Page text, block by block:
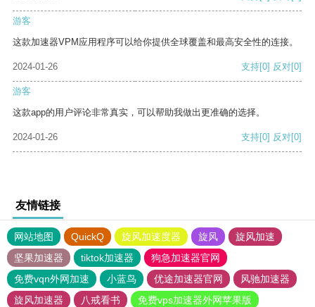
游客
这款加速器VPM应用程序可以给你提供全球覆盖和最高安全性的连接。
2024-01-26 支持[0] 反对[0]
游客
这款app的用户评论非常真实，可以帮助我做出更准确的选择。
2024-01-26 支持[0] 反对[0]
友情链接
网站地图 QuickQ 旋风加速度器 旋风
旋风加速
坚果加速器
tiktok加速器
狗急加速器官网
免费vqn外网加速
小蓝鸟 优途加速器官网
风驰加速器
旋风加速器
八戒看书
免费vps加速器外网苹果版